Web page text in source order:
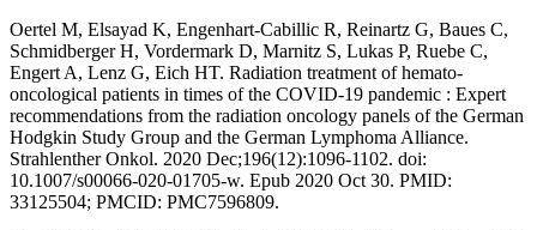
Oertel M, Elsayad K, Engenhart-Cabillic R, Reinartz G, Baues C,
Schmidberger H, Vordermark D, Marnitz S, Lukas P, Ruebe C,
Engert A, Lenz G, Eich HT. Radiation treatment of hemato-
oncological patients in times of the COVID-19 pandemic : Expert
recommendations from the radiation oncology panels of the German
Hodgkin Study Group and the German Lymphoma Alliance.
Strahlenther Onkol. 2020 Dec;196(12):1096-1102. doi:
10.1007/s00066-020-01705-w. Epub 2020 Oct 30. PMID:
33125504; PMCID: PMC7596809.